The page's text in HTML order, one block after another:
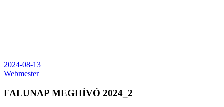
2024-08-13
Webmester
FALUNAP MEGHÍVÓ 2024_2